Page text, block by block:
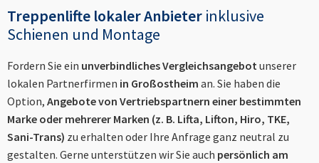
Treppenlifte lokaler Anbieter inklusive
Schienen und Montage
Fordern Sie ein unverbindliches Vergleichsangebotunserer
lokalen Partnerfirmen in Großostheim an. Sie haben die
Option, Angebote von Vertriebspartnern einer bestimmten
Marke oder mehrerer Marken (z. B. Lifta, Lifton, Hiro, TKE,
Sani-Trans) zu erhalten oder Ihre Anfrage ganz neutral zu
gestalten. Gerne unterstützen wir Sie auch persönlich am